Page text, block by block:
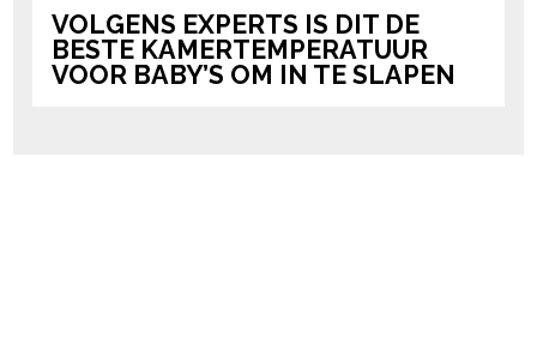
VOLGENS EXPERTS IS DIT DE
BESTE KAMERTEMPERATUUR
VOOR BABY’S OM IN TE SLAPEN